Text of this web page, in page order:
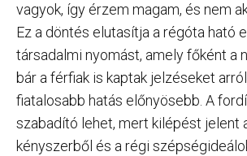
vagyok, így érzem magam, és nem
Ez a döntés elutasítja a régóta ható
társadalmi nyomást, amely főként a
bár a férfiak is kaptak jelzéseket
fiatalosabb hatás előnyösebb. A
szabadító lehet, mert kilépést jelent
kényszerből és a régi